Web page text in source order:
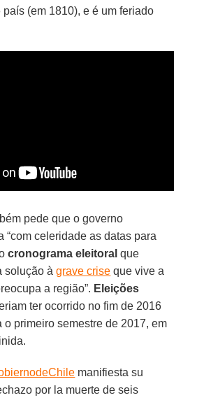
país (em 1810), e é um feriado
pede que o governo
“com celeridade as datas para
cronograma eleitoral que
solução àgrave crise que vive a
a região”. Eleições
ter ocorrido no fim de 2016
o primeiro semestre de 2017, em
manifiesta su
por la muerte de seis